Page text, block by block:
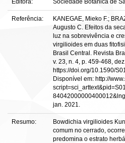
Editora: Sociedade Botânica de
Referência:
KANEGAE, Mieko F.;
Augusto C. Efeitos da
luz na sobrevivência e
virgilioides em duas
Brasil Central. Revista
v. 23, n. 4, p. 459-468,
https://doi.org/10.1590/
Disponível em: http://
jan. 2021.
Resumo:
Bowdichia virgilioides
comum no cerrado,
predomina o estrato